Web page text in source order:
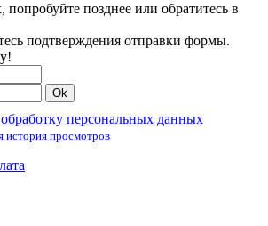
позднее или обратитесь в
подтверждения отправки формы.
Ok
обработку персональных данных
история просмотров